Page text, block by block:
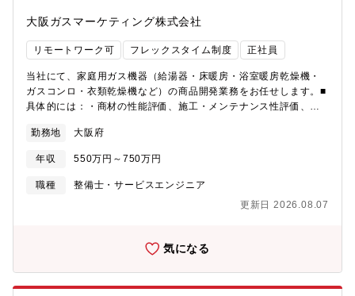
定を推進する。2）先行デザインコンセプトの創出・新しい使?シ
ーンにおいてお客様の課題を解決する、先行的な商品デザインコ
ンセプトを創出する。・スケッチ・CG・試作等を制作し、技術部
目指す。3）その他デザイン（ゆくゆくはこちらの業務もお任せし
ます）・アプリ等のアイコンやUIデザインやUXデザイン・Webサ
イトの文章や画像、レンダリング等のコンテンツ制作・展示会、
デザインガイドライン等の全社に関わるデザイン業務＜参考＞グ
PRO株式会社 デザインテクノロジーhttps://i-pro.com/ja-
希望される場合は、初期は１週間／月程度、福岡への出張を想定
しております。（その他、業務上の出張としてグッドデザイン賞
示会や海外顧客ヒアリング（年1回程度）などが発生する可能性が
大阪ガスマーケティング株式会社
リモートワーク可 フレックスタイム制度 正社員
当社にて、家庭用ガス機器（給湯器・床暖房・浴室暖房乾燥機・
ガスコンロ・衣類乾燥機など）の商品開発業務をお任せします。■
具体的には：・商材の性能評価、施工・メンテナンス性評価、商
器メーカー等との意見調整、合意形成※また、上記の家庭用ガス
機器以外にも、エネルギーやイエナカサービス（リフォーム、水
回り設備等の住宅設備機器の修繕、ハウスクリーニング、ホーム
セキュリティ等）に関連したサービス開発業務や技術評価をご担
ツナガルde給湯器でできること - ガス給湯器「スマぴこ」…ツナ
専門分野を持ちつつ、自由に意見交換をしながら、相互にサポー
トをしつつ業務を推進（各々が、気軽に相談できる雰囲気の職
場）しています。◇自分らしい働き方が可能：フレックスタイム
制度、リモートワーク、オフィスカジュアルなど、個人の生活や
勤務地 大阪府
年収 550万円～750万円
職種
整備士・サービスエンジニア
更新日 2026.08.07
気になる